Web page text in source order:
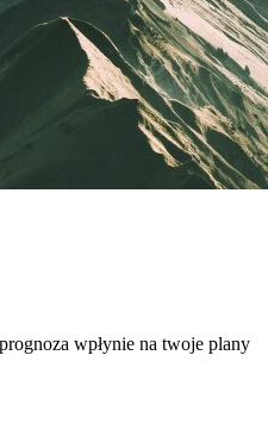
wpłynie na twoje plany